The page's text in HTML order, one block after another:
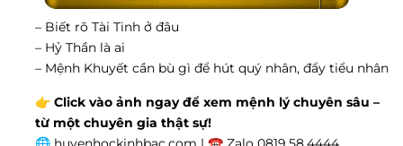
– Biết rõ Tài Tinh ở đâu
– Hỷ Thần là ai
– Mệnh Khuyết cần bù gì để hút quý nhân, đẩy tiểu nhân
👉 Click vào ảnh ngay để xem mệnh lý chuyên sâu –
từ một chuyên gia thật sự!